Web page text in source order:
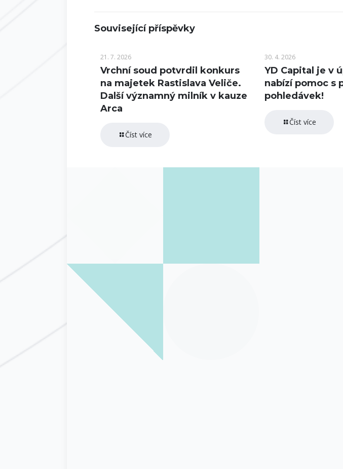
Související příspěvky
21. 7. 2026
Vrchní soud potvrdil konkurs
na majetek Rastislava Veliče.
Další významný milník v kauze
Arca
Číst více
30. 4. 2026
YD Capital je v
nabízí pomoc s
pohledávek!
Číst více